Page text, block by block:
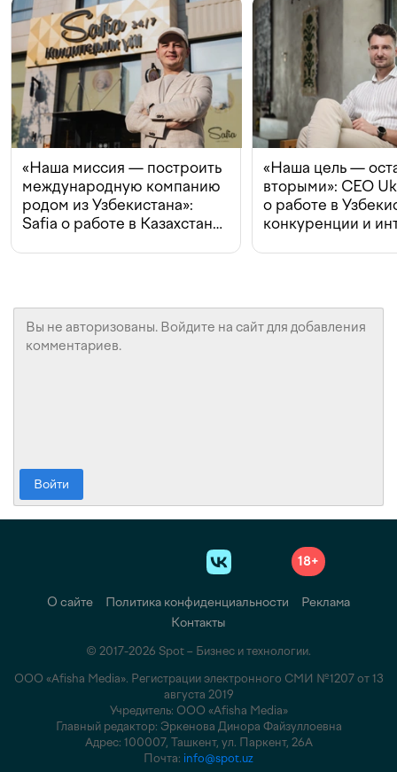
«Наша миссия — построить
международную компанию
родом из Узбекистана»:
Safia о работе в Казахстане,
«Наша цель —
вторыми»: CEO
о работе в
конкуренции и
Войти
18+
О сайте Политика конфиденциальности
Реклама
Контакты
© 2017-2026 Spot – Бизнес и технологии.
ООО «Afisha Media». Регистрации электронного СМИ №1207 от 13
августа 2019
Учредитель: ООО «Afisha Media»
Главный редактор: Эркенова Динора Файзуллоевна
Адрес: 100007, Ташкент, ул. Паркент, 26А
Почта: info@spot.uz